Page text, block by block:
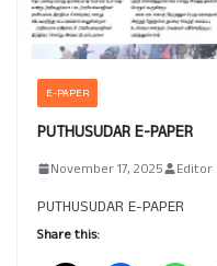
E-PAPER
PUTHUSUDAR E-PAPER
November 17, 2025 Editor
PUTHUSUDAR E-PAPER
Share this: